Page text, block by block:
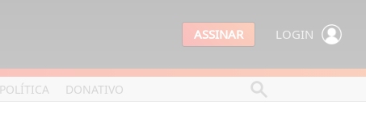
ASSINAR LOGIN
POLÍTICA DONATIVO